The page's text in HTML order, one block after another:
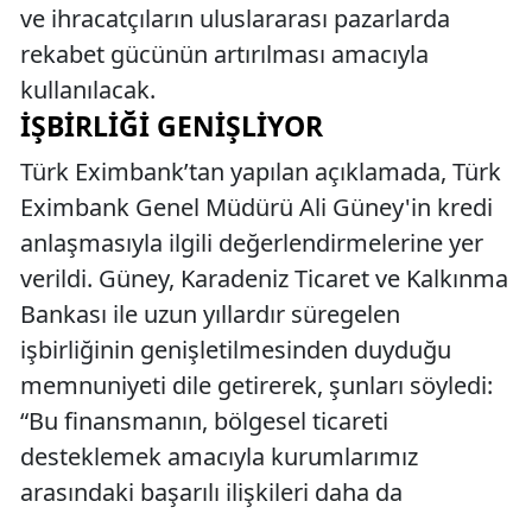
ve ihracatçıların uluslararası pazarlarda
rekabet gücünün artırılması amacıyla
kullanılacak.
İŞBIRLIĞI GENIŞLIYOR
Türk Eximbank’tan yapılan açıklamada, Türk
Eximbank Genel Müdürü Ali Güney'in kredi
anlaşmasıyla ilgili değerlendirmelerine yer
verildi. Güney, Karadeniz Ticaret ve Kalkınma
Bankası ile uzun yıllardır süregelen
işbirliğinin genişletilmesinden duyduğu
memnuniyeti dile getirerek, şunları söyledi:
“Bu finansmanın, bölgesel ticareti
desteklemek amacıyla kurumlarımız
arasındaki başarılı ilişkileri daha da